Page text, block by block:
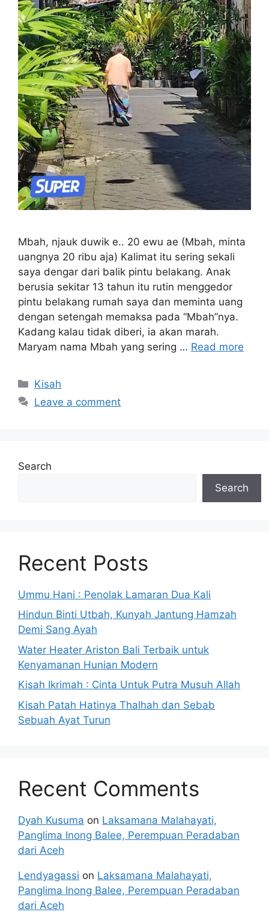
Mbah, njauk duwik e.. 20 ewu ae (Mbah, minta
uangnya 20 ribu aja) Kalimat itu sering sekali
saya dengar dari balik pintu belakang. Anak
berusia sekitar 13 tahun itu rutin menggedor
pintu belakang rumah saya dan meminta uang
dengan setengah memaksa pada “Mbah”nya.
Kadang kalau tidak diberi, ia akan marah.
Maryam nama Mbah yang sering … Read more
Categories
Kisah
Leave a comment
Search
Search
Recent Posts
Ummu Hani : Penolak Lamaran Dua Kali
Hindun Binti Utbah, Kunyah Jantung Hamzah
Demi Sang Ayah
Water Heater Ariston Bali Terbaik untuk
Kenyamanan Hunian Modern
Kisah Ikrimah : Cinta Untuk Putra Musuh Allah
Kisah Patah Hatinya Thalhah dan Sebab
Sebuah Ayat Turun
Recent Comments
Dyah Kusuma on Laksamana Malahayati,
Panglima Inong Balee, Perempuan Peradaban
dari Aceh
Lendyagassi on Laksamana Malahayati,
Panglima Inong Balee, Perempuan Peradaban
dari Aceh